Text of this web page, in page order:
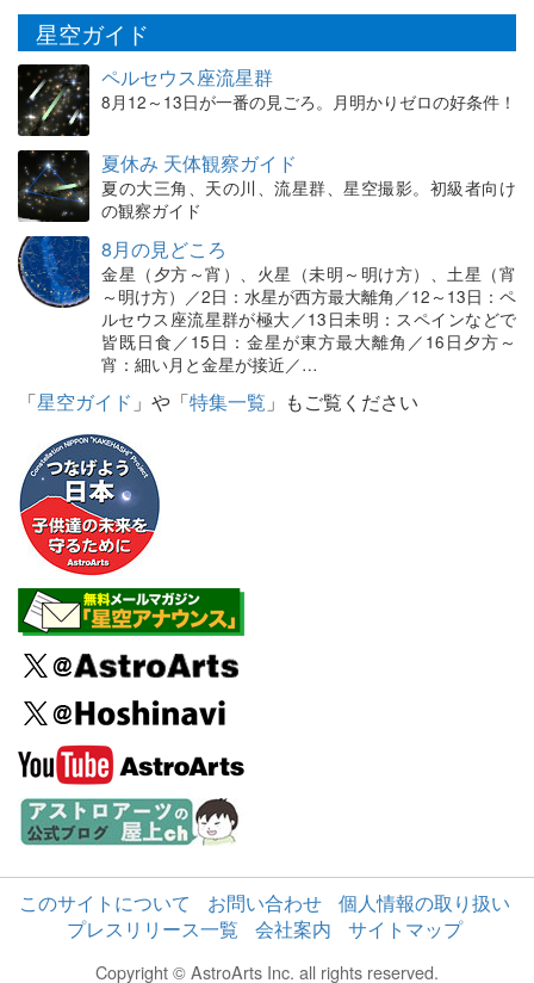
星空ガイド
ペルセウス座流星群
8月12～13日が一番の見ごろ。月明かりゼロの好条件！
夏休み 天体観察ガイド
夏の大三角、天の川、流星群、星空撮影。初級者向け
の観察ガイド
8月の見どころ
金星（夕方～宵）、火星（未明～明け方）、土星（宵
～明け方）／2日：水星が西方最大離角／12～13日：ペ
ルセウス座流星群が極大／13日未明：スペインなどで
皆既日食／15日：金星が東方最大離角／16日夕方～
宵：細い月と金星が接近／…
「星空ガイド 」や「特集一覧 」もご覧ください
このサイトについて お問い合わせ
個人情報の取り扱い
プレスリリース一覧
会社案内 サイトマップ
Copyright © AstroArts Inc. all rights reserved.